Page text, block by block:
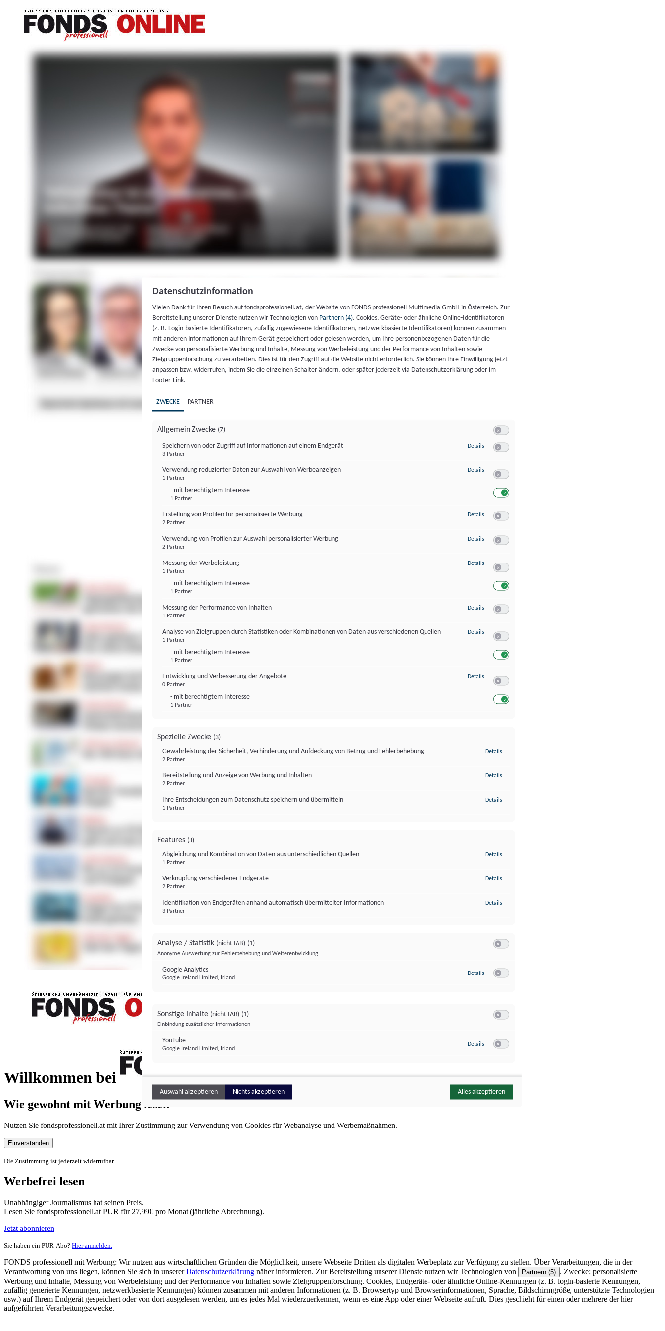
Willkommen bei
FONDS professionell
Wie gewohnt mit Werbung lesen
Nutzen Sie fondsprofessionell.at mit Ihrer Zustimmung zur Verwendung von Cookies für Webanalyse und Werbemaßnahmen.
Einverstanden
Die Zustimmung ist jederzeit widerrufbar.
Werbefrei lesen
Unabhängiger Journalismus hat seinen Preis.
Lesen Sie fondsprofessionell.at PUR für 27,99€ pro Monat (jährliche Abrechnung).
Jetzt abonnieren
Sie haben ein PUR-Abo? Hier anmelden.
FONDS professionell mit Werbung: Wir nutzen aus wirtschaftlichen Gründen die Möglichkeit, unsere Webseite Dritten als digitalen Werbeplatz zur Verfügung zu stellen. Über Verarbeitungen, die in der
Verantwortung von uns liegen, können Sie sich in unsererDatenschutzerklärung näher informieren. Zur Bereitstellung unserer Dienste nutzen wir Technologien von Partnern (5) . Zwecke: personalisierte
Werbung und Inhalte, Messung von Werbeleistung und der Performance von Inhalten sowie Zielgruppenforschung. Cookies, Endgeräte- oder ähnliche Online-Kennungen (z. B. login-basierte Kennungen,
zufällig generierte Kennungen, netzwerkbasierte Kennungen) können zusammen mit anderen Informationen (z. B. Browsertyp und Browserinformationen, Sprache, Bildschirmgröße, unterstützte Technologien
usw.) auf Ihrem Endgerät gespeichert oder von dort ausgelesen werden, um es jedes Mal wiederzuerkennen, wenn es eine App oder einer Webseite aufruft. Dies geschieht für einen oder mehrere der hier
aufgeführten Verarbeitungszwecke.
Datenschutzinformation
Vielen Dank für Ihren Besuch auf fondsprofessionell.at, der Website von FONDS professionell Multimedia GmbH in Österreich. Zur
Bereitstellung unserer Dienste nutzen wir Technologien von Partnern (4). Cookies, Geräte- oder ähnliche Online-Identifikatoren
(z. B. Login-basierte Identifikatoren, zufällig zugewiesene Identifikatoren, netzwerkbasierte Identifikatoren) können zusammen
mit anderen Informationen auf Ihrem Gerät gespeichert oder gelesen werden, um Ihre personenbezogenen Daten für die
Zwecke von personalisierte Werbung und Inhalte, Messung von Werbeleistung und der Performance von Inhalten sowie
Zielgruppenforschung zu verarbeiten. Dies ist für den Zugriff auf die Website nicht erforderlich. Sie können Ihre Einwilligung jetzt
anpassen bzw. widerrufen, indem Sie die einzelnen Schalter ändern, oder später jederzeit via Datenschutzerklärung oder im
Footer-Link.
ZWECKE PARTNER
Allgemein Zwecke (7)
Speichern von oder Zugriff auf Informationen auf einem Endgerät
3 Partner
Details zu Speichern von oder Zugriff auf Informationen auf einem Endgerät
Verwendung reduzierter Daten zur Auswahl von Werbeanzeigen
1 Partner
- mit berechtigtem Interesse
1 Partner
Details zu Verwendung reduzierter Daten zur Auswahl von Werbeanzeigen
Erstellung von Profilen für personalisierte Werbung
2 Partner
Details zu Erstellung von Profilen für personalisierte Werbung
Verwendung von Profilen zur Auswahl personalisierter Werbung
2 Partner
Details zu Verwendung von Profilen zur Auswahl personalisierter Werbung
Messung der Werbeleistung
1 Partner
- mit berechtigtem Interesse
1 Partner
Details zu Messung der Werbeleistung
Messung der Performance von Inhalten
1 Partner
Details zu Messung der Performance von Inhalten
Analyse von Zielgruppen durch Statistiken oder Kombinationen von Daten aus verschiedenen Quellen
1 Partner
- mit berechtigtem Interesse
1 Partner
Details zu Analyse von Zielgruppen durch Statistiken oder Kombinationen von
Entwicklung und Verbesserung der Angebote
0 Partner
- mit berechtigtem Interesse
1 Partner
Details zu Entwicklung und Verbesserung der Angebote
Spezielle Zwecke (3)
Gewährleistung der Sicherheit, Verhinderung und Aufdeckung von Betrug und Fehlerbehebung
2 Partner
Details
Bereitstellung und Anzeige von Werbung und Inhalten
2 Partner
Details
Ihre Entscheidungen zum Datenschutz speichern und übermitteln
1 Partner
Details
Features (3)
Abgleichung und Kombination von Daten aus unterschiedlichen Quellen
1 Partner
Details
Verknüpfung verschiedener Endgeräte
2 Partner
Details
Identifikation von Endgeräten anhand automatisch übermittelter Informationen
3 Partner
Details
Analyse / Statistik (nicht IAB) (1)
Anonyme Auswertung zur Fehlerbehebung und Weiterentwicklung
Google Analytics
Google Ireland Limited, Irland
Details zu Google Analytics
Sonstige Inhalte (nicht IAB) (1)
Einbindung zusätzlicher Informationen
YouTube
Google Ireland Limited, Irland
Details zu YouTube
Auswahl akzeptieren Nichts akzeptieren Alles akzeptieren